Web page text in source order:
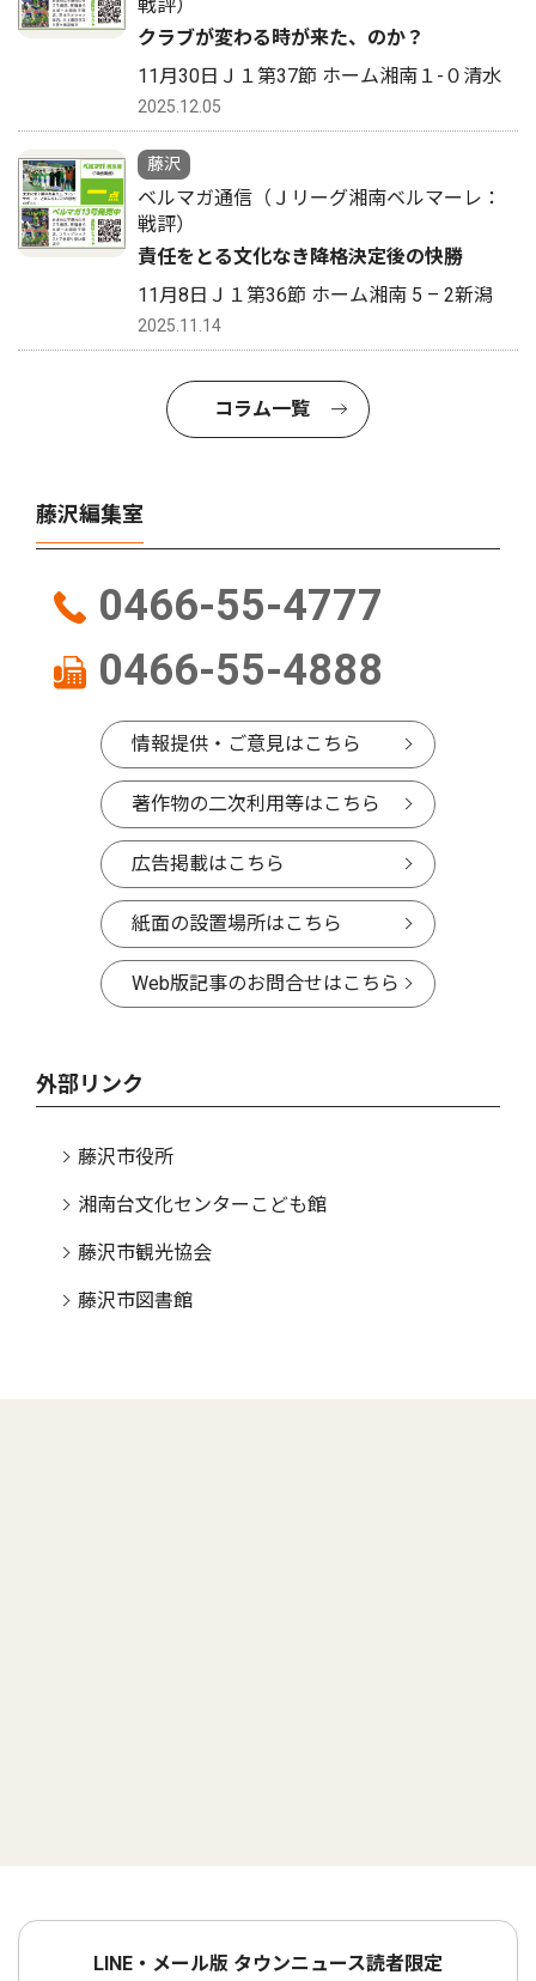
戦評）
クラブが変わる時が来た、のか？
11月30日Ｊ１第37節 ホーム湘南１-０清水
2025.12.05
藤沢
ベルマガ通信（Ｊリーグ湘南ベルマーレ：
戦評）
責任をとる文化なき降格決定後の快勝
11月8日Ｊ１第36節 ホーム湘南 5 – 2新潟
2025.11.14
コラム一覧
藤沢編集室
0466-55-4777
0466-55-4888
情報提供・ご意見はこちら
著作物の二次利用等はこちら
広告掲載はこちら
紙面の設置場所はこちら
Web版記事のお問合せはこちら
外部リンク
藤沢市役所
湘南台文化センターこども館
藤沢市観光協会
藤沢市図書館
LINE・メール版 タウンニュース読者限定